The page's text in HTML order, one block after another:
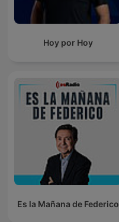
Hoy por Hoy
Es la Mañana de Federico